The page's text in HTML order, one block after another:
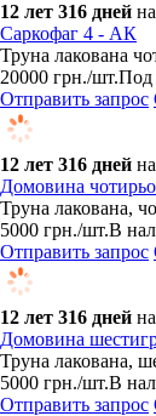
12 лет 316 дней
Саркофаг 4 - АК
Труна лакована
20000 грн./шт.Под
Отправить запрос
12 лет 316 дней
Домовина
Труна лакована,
5000 грн./шт.В
Отправить запрос
12 лет 316 дней
Домовина
Труна лакована,
5000 грн./шт.В
Отправить запрос